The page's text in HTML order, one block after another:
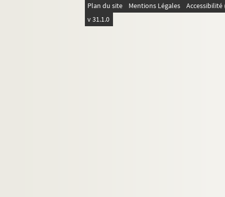
Plan du site Mentions Légales
v 31.1.0